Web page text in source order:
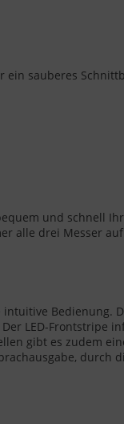
ein sauberes
und schnell
alle drei Messer
intuitive Bedienung.
LED-Frontstripe
gibt es zudem
durch